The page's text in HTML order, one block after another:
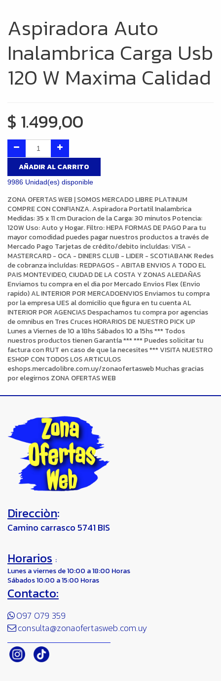
Aspiradora Auto
Inalambrica Carga Usb
120 W Maxima Calidad
$ 1.499,00
AÑADIR AL CARRITO
9986 Unidad(es) disponible
ZONA OFERTAS WEB | SOMOS MERCADO LIBRE PLATINUM
COMPRE CON CONFIANZA. Aspiradora Portatil Inalambrica
Medidas: 35 x 11 cm Duracion de la Carga: 30 minutos Potencia:
120W Uso: Auto y Hogar. Filtro: HEPA FORMAS DE PAGO Para tu
mayor comodidad puedes pagar nuestros productos a través de
Mercado Pago Tarjetas de crédito/debito incluídas: VISA -
MASTERCARD - OCA - DINERS CLUB - LIDER - SCOTIABANK Redes
de cobranza incluídas: REDPAGOS - ABITAB ENVIOS A TODO EL
PAIS MONTEVIDEO, CIUDAD DE LA COSTA Y ZONAS ALEDAÑAS
Enviamos tu compra en el dia por Mercado Envios Flex (Envio
rapido) AL INTERIOR POR MERCADOENVIOS Enviamos tu compra
por la empresa UES al domicilio que figura en tu cuenta AL
INTERIOR POR AGENCIAS Despachamos tu compra por agencias
de omnibus en Tres Cruces HORARIOS DE NUESTRO PICK UP
Lunes a Viernes de 10 a 18hs Sábados 10 a 15hs *** Todos
nuestros productos tienen Garantía *** *** Puedes solicitar tu
factura con RUT en caso de que la necesites *** VISITA NUESTRO
ESHOP CON TODOS LOS ARTICULOS
eshops.mercadolibre.com.uy/zonaofertasweb Muchas gracias
por elegirnos ZONA OFERTAS WEB
Direcciòn:
Camino carrasco 5741 BIS
Horarios :
Lunes a viernes de 10:00 a 18:00 Horas
Sábados 10:00 a 15:00 Horas
Contacto:
097 079 359
consulta@zonaofertasweb.com.uy